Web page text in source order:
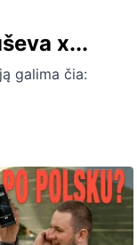
x...
galima čia: